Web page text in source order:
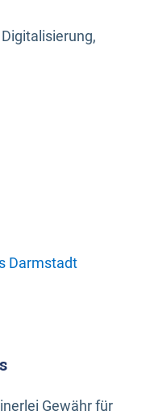
Darmstadt
Gewähr für